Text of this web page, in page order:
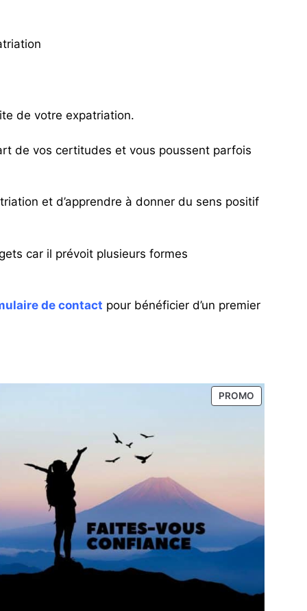
de votre expatriation.
de vos certitudes et vous poussent parfois
et d’apprendre à donner du sens positif
car il prévoit plusieurs formes
de contact pour bénéficier d’un premier
PROMOPRODUIT
EN